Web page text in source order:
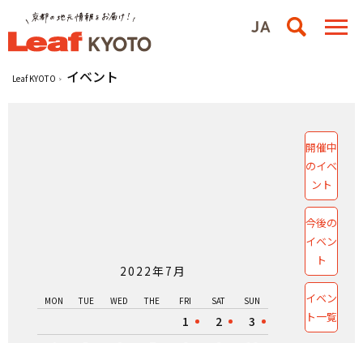
Leaf KYOTO イベント
2022年7月
MON TUE WED THE FRI SAT SUN
1 2
3
開催中
のイベ
ント
今後の
イベン
ト
イベン
ト一覧